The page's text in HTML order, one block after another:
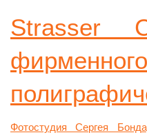
Strasser
Фотостудия Сергея